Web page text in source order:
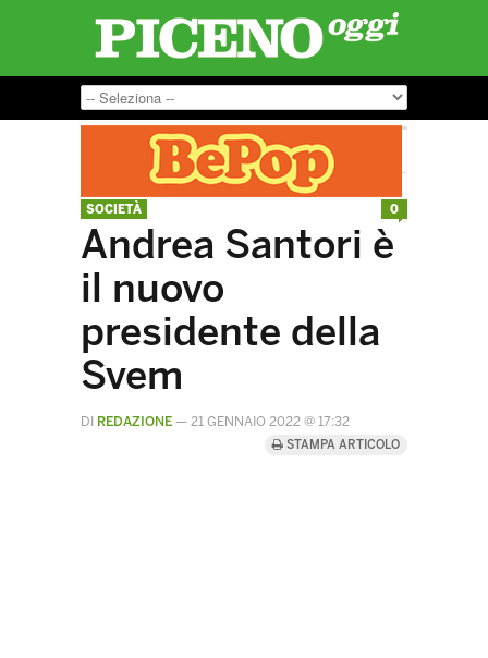
SOCIETÀ
Andrea Santori è
il nuovo
presidente della
Svem
DI REDAZIONE — 21 GENNAIO 2022 @ 17:32
STAMPA ARTICOLO
0